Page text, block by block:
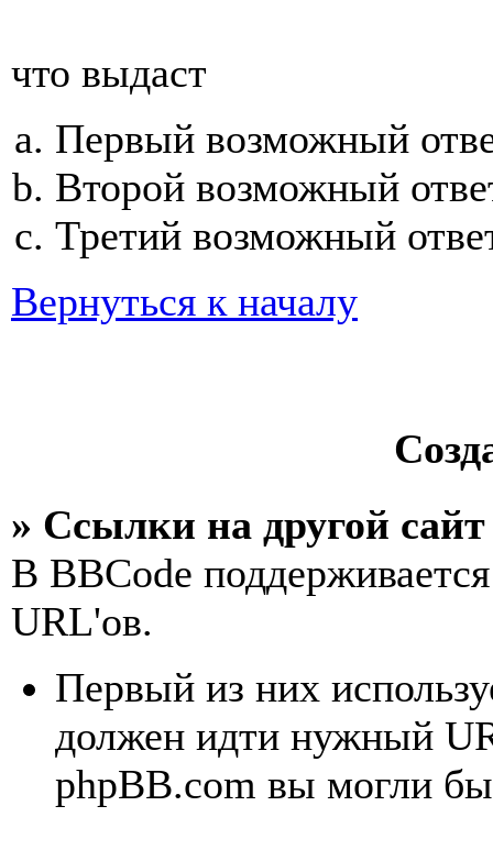
что выдаст
Первый возможный
Второй возможный
Третий возможный
Вернуться к началу
» Ссылки на другой сайт
В BBCode
URL'ов.
Первый из них
должен идти нужный
phpBB.com вы могли бы